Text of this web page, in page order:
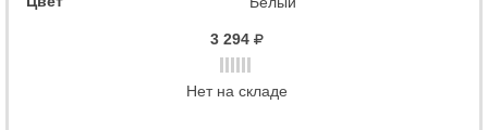
3 294
Нет на складе